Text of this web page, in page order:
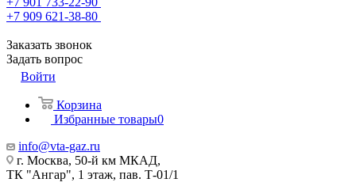
+7 909 621-38-80
Заказать звонок
Задать вопрос
Войти
Корзина
Избранные товары0
info@vta-gaz.ru
г. Москва, 50-й км МКАД,
ТК "Ангар", 1 этаж, пав. Т-01/1